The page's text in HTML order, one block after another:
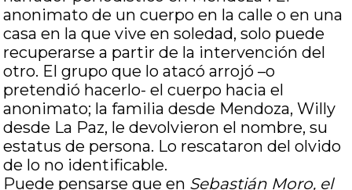
anonimato de un cuerpo en la calle o en una
casa en la que vive en soledad, solo puede
recuperarse a partir de la intervención del
otro. El grupo que lo atacó arrojó –o
pretendió hacerlo- el cuerpo hacia el
anonimato; la familia desde Mendoza, Willy
desde La Paz, le devolvieron el nombre, su
estatus de persona. Lo rescataron del olvido
de lo no identificable.
Puede pensarse que en Sebastián Moro, el